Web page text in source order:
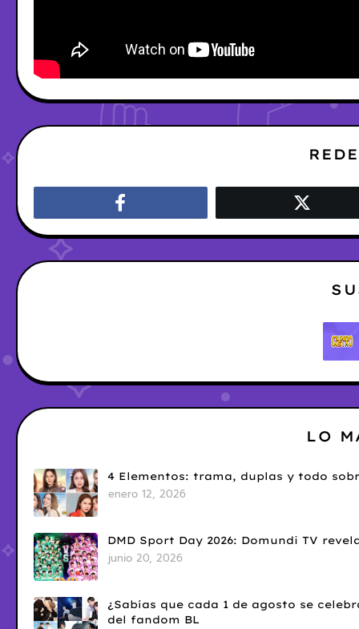
LO
4 Elementos: trama, duplas y todo
enero 12, 2026
DMD Sport Day 2026: Domundi TV
junio 20, 2026
¿Sabías que cada 1 de agosto se
del fandom BL